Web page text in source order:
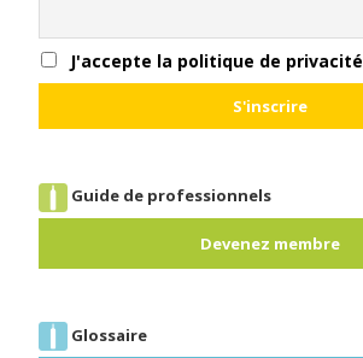
J'accepte la politique de privacité
Guide de professionnels
Devenez membre
Glossaire